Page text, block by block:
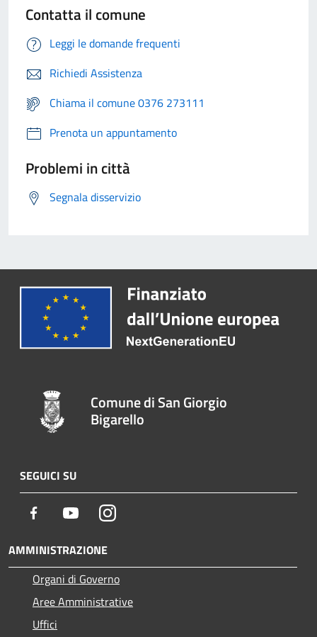
Contatta il comune
Leggi le domande frequenti
Richiedi Assistenza
Chiama il comune 0376 273111
Prenota un appuntamento
Problemi in città
Segnala disservizio
Comune di San Giorgio
Bigarello
SEGUICI SU
Facebook YoutubeInstagram
AMMINISTRAZIONE
Organi di Governo
Aree Amministrative
Uffici